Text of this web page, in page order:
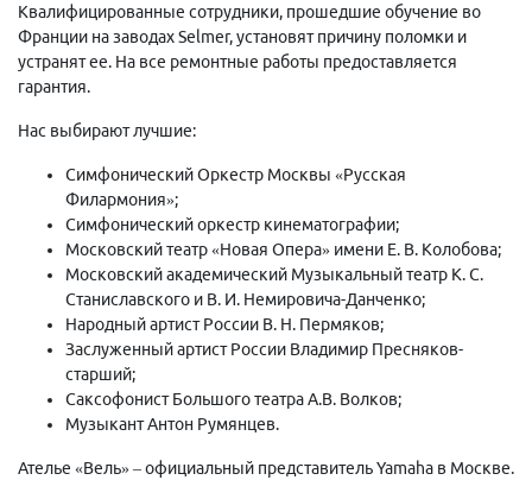
Квалифицированные сотрудники, прошедшие обучение во
Франции на заводах Selmer, установят причину поломки и
устранят ее. На все ремонтные работы предоставляется
гарантия.
Нас выбирают лучшие:
Симфонический Оркестр Москвы «Русская
Филармония»;
Симфонический оркестр кинематографии;
Московский театр «Новая Опера» имени Е. В. Колобова;
Московский академический Музыкальный театр К. С.
Станиславского и В. И. Немировича-Данченко;
Народный артист России В. Н. Пермяков;
Заслуженный артист России Владимир Пресняков-
старший;
Саксофонист Большого театра А.В. Волков;
Музыкант Антон Румянцев.
Ателье «Вель» – официальный представитель Yamaha в Москве.